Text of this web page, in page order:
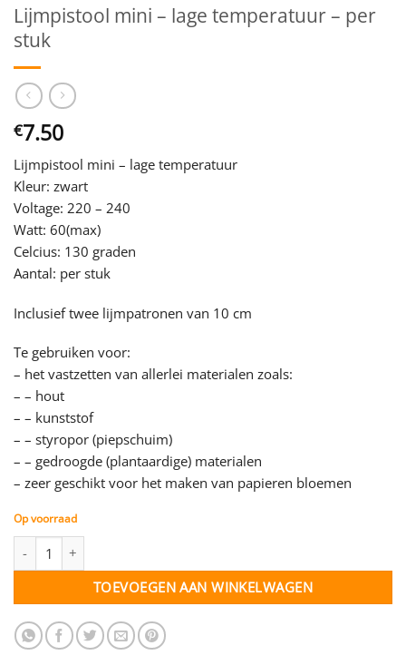
Lijmpistool mini – lage temperatuur – per
stuk
€7.50
Lijmpistool mini – lage temperatuur
Kleur: zwart
Voltage: 220 – 240
Watt: 60(max)
Celcius: 130 graden
Aantal: per stuk
Inclusief twee lijmpatronen van 10 cm
Te gebruiken voor:
– het vastzetten van allerlei materialen zoals:
– – hout
– – kunststof
– – styropor (piepschuim)
– – gedroogde (plantaardige) materialen
– zeer geschikt voor het maken van papieren bloemen
Op voorraad
TOEVOEGEN AAN WINKELWAGEN